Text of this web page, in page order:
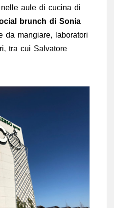
aule di cucina di
brunch di Sonia
da mangiare, laboratori
tra cui Salvatore